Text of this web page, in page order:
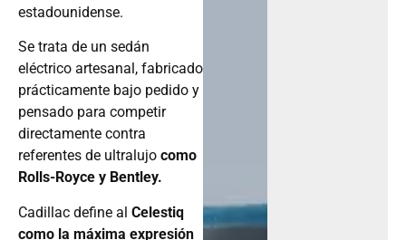
estadounidense.
Se trata de un sedán
eléctrico artesanal, fabricado
prácticamente bajo pedido y
pensado para competir
directamente contra
referentes de ultralujo como
Rolls-Royce y Bentley.
Cadillac define al Celestiq
como la máxima expresión